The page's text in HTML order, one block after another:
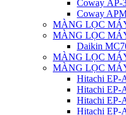
Coway AP-
Coway
MÀNG LỌC
MÀNG LỌC
Daikin
MÀNG LỌC
MÀNG LỌC
Hitachi EP-
Hitachi EP-
Hitachi EP-
Hitachi EP-